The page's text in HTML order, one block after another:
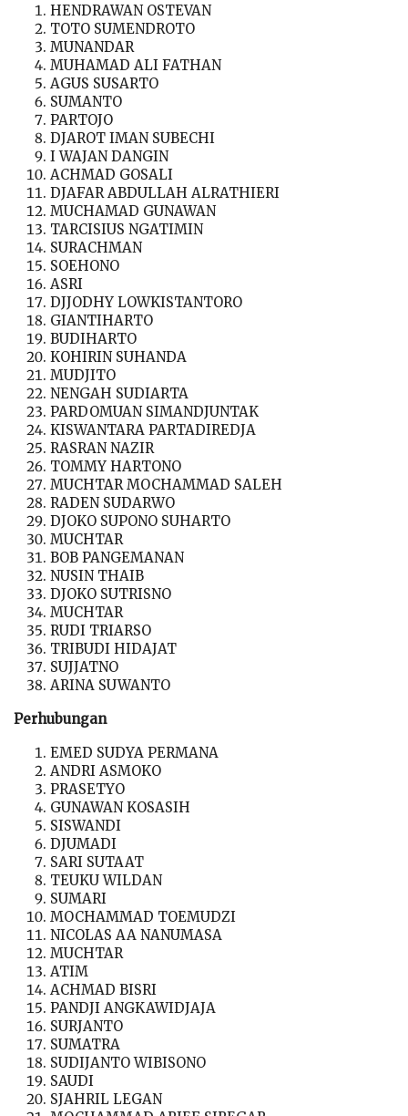
HENDRAWAN OSTEVAN
TOTO SUMENDROTO
MUNANDAR
MUHAMAD ALI FATHAN
AGUS SUSARTO
SUMANTO
PARTOJO
DJAROT IMAN SUBECHI
I WAJAN DANGIN
ACHMAD GOSALI
DJAFAR ABDULLAH ALRATHIERI
MUCHAMAD GUNAWAN
TARCISIUS NGATIMIN
SURACHMAN
SOEHONO
ASRI
DJJODHY LOWKISTANTORO
GIANTIHARTO
BUDIHARTO
KOHIRIN SUHANDA
MUDJITO
NENGAH SUDIARTA
PARDOMUAN SIMANDJUNTAK
KISWANTARA PARTADIREDJA
RASRAN NAZIR
TOMMY HARTONO
MUCHTAR MOCHAMMAD SALEH
RADEN SUDARWO
DJOKO SUPONO SUHARTO
MUCHTAR
BOB PANGEMANAN
NUSIN THAIB
DJOKO SUTRISNO
MUCHTAR
RUDI TRIARSO
TRIBUDI HIDAJAT
SUJJATNO
ARINA SUWANTO
Perhubungan
EMED SUDYA PERMANA
ANDRI ASMOKO
PRASETYO
GUNAWAN KOSASIH
SISWANDI
DJUMADI
SARI SUTAAT
TEUKU WILDAN
SUMARI
MOCHAMMAD TOEMUDZI
NICOLAS AA NANUMASA
MUCHTAR
ATIM
ACHMAD BISRI
PANDJI ANGKAWIDJAJA
SURJANTO
SUMATRA
SUDIJANTO WIBISONO
SAUDI
SJAHRIL LEGAN